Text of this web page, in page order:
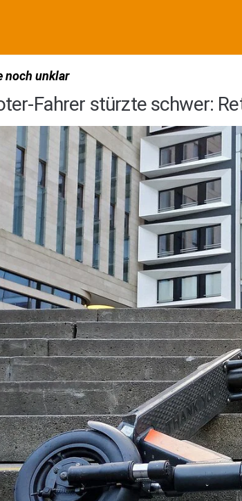
noch unklar
Fahrer stürzte schwer: